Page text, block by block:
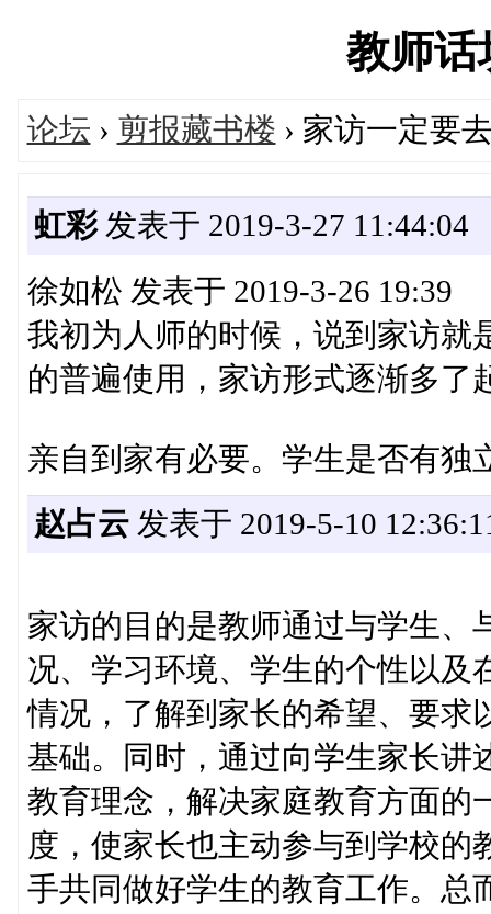
教师话
论坛 › 剪报藏书楼 › 家访一定要
虹彩发表于 2019-3-27 11:44:04
徐如松 发表于 2019-3-26 19:39
我初为人师的时候，说到家访就
的普遍使用，家访形式逐渐多了
亲自到家有必要。学生是否有独
赵占云发表于 2019-5-10
家访的目的是教师通过与学生、
况、学习环境、学生的个性以及
情况，了解到家长的希望、要求
基础。同时，通过向学生家长讲
教育理念，解决家庭教育方面的
度，使家长也主动参与到学校的
手共同做好学生的教育工作。总